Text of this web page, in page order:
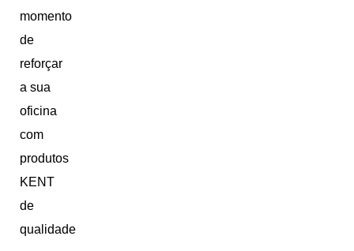
momento
de
reforçar
a sua
oficina
com
produtos
KENT
de
qualidade